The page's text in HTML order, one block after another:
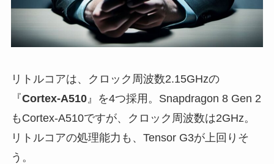
リトルコアは、クロック周波数2.15GHzの
『Cortex-A510』を4つ採用。Snapdragon 8 Gen 2
もCortex-A510ですが、クロック周波数は2GHz。
リトルコアの処理能力も、Tensor G3が上回りそ
う。